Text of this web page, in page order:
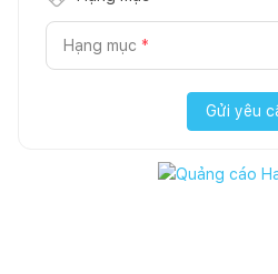
Hạng mục *
Gửi yêu